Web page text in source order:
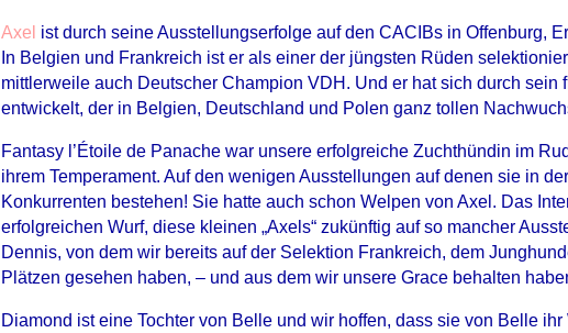
Axel ist durch seine Ausstellungserfolge auf den CACIBs in Offenburg,
In Belgien und Frankreich ist er als einer der jüngsten Rüden
mittlerweile auch Deutscher Champion VDH. Und er hat sich durch
entwickelt, der in Belgien, Deutschland und Polen ganz tollen
Fantasy l’Étoile de Panache war unsere erfolgreiche Zuchthündin im
ihrem Temperament. Auf den wenigen Ausstellungen auf denen sie in
Konkurrenten bestehen! Sie hatte auch schon Welpen von Axel. Das
erfolgreichen Wurf, diese kleinen „Axels“ zukünftig auf so mancher
Dennis, von dem wir bereits auf der Selektion Frankreich, dem
Plätzen gesehen haben, – und aus dem wir unsere Grace behalten
Diamond ist eine Tochter von Belle und wir hoffen, dass sie von Belle